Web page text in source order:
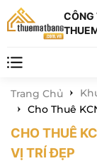
CÔNG
Trang Chủ
Cho Thuê
CHO THUÊ
VỊ TRÍ ĐẸP